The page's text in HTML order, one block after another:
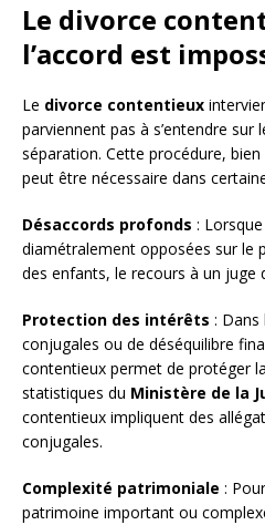
Le divorce
l’accord est
Le divorce contentieux
parviennent pas à s’entendre sur
séparation. Cette procédure,
peut être nécessaire dans
Désaccords profonds :
diamétralement opposées sur le
des enfants, le recours à un juge
Protection des intérêts : Dans
conjugales ou de déséquilibre
contentieux permet de protéger
statistiques du Ministère de la
contentieux impliquent des
conjugales.
Complexité patrimoniale :
patrimoine important ou